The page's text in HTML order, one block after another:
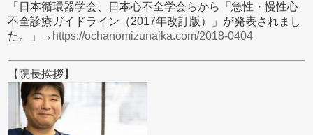
「日本循環器学会、日本心不全学会らから「急性・慢性心
不全診療ガイドライン（2017年改訂版）」が発表されまし
た。」→ https://ochanomizunaika.com/2018-0404
【院長挨拶】